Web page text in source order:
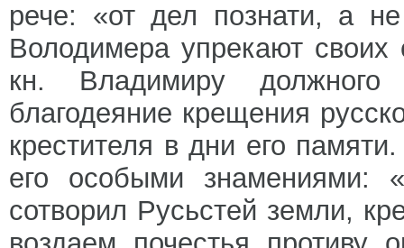
рече: «от дел познати, а
Володимера упрекают своих
кн. Владимиру
благодеяние крещения
крестителя в дни его
его особыми знамениями:
сотворил Русьстей земли,